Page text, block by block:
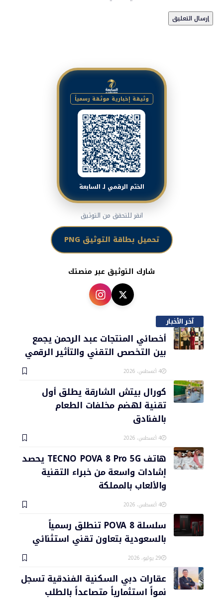
وثيقة إخبارية موثقة رسمياً
الختم الرقمي لـ السابعة
انقر للتحقق من التوثيق
تحميل بطاقة التوثيق PNG
شارك التوثيق عبر منصتك
آخر الأخبار
أخصائي المنتجات عبد الرحمن يجمع
بين التخصص التقني والتأثير الرقمي
4 أغسطس، 2026
كورال بيتش الشارقة يطلق أول
تقنية لهضم مخلفات الطعام
بالفنادق
4 أغسطس، 2026
هاتف TECNO POVA 8 Pro 5G يحصد
إشادات واسعة من خبراء التقنية
والألعاب بالمملكة
4 أغسطس، 2026
سلسلة POVA 8 تنطلق رسمياً
بالسعودية بتعاون تقني استثنائي
29 يوليو، 2026
عقارات دبي السكنية الفندقية تسجل
نمواً استثمارياً متصاعداً بالطلب